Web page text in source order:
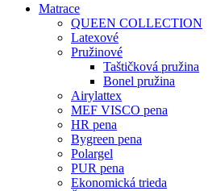
Matrace
QUEEN COLLECTION
Latexové
Pružinové
Taštičková pružina
Bonel pružina
Airylattex
MEF VISCO pena
HR pena
Bygreen pena
Polargel
PUR pena
Ekonomická trieda